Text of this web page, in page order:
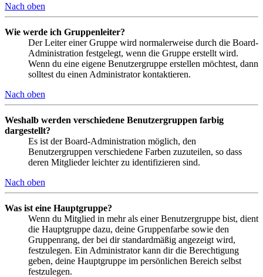
Nach oben
Wie werde ich Gruppenleiter?
Der Leiter einer Gruppe wird normalerweise durch die Board-
Administration festgelegt, wenn die Gruppe erstellt wird.
Wenn du eine eigene Benutzergruppe erstellen möchtest, dann
solltest du einen Administrator kontaktieren.
Nach oben
Weshalb werden verschiedene Benutzergruppen farbig
dargestellt?
Es ist der Board-Administration möglich, den
Benutzergruppen verschiedene Farben zuzuteilen, so dass
deren Mitglieder leichter zu identifizieren sind.
Nach oben
Was ist eine Hauptgruppe?
Wenn du Mitglied in mehr als einer Benutzergruppe bist, dient
die Hauptgruppe dazu, deine Gruppenfarbe sowie den
Gruppenrang, der bei dir standardmäßig angezeigt wird,
festzulegen. Ein Administrator kann dir die Berechtigung
geben, deine Hauptgruppe im persönlichen Bereich selbst
festzulegen.